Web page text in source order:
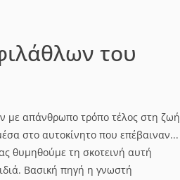
του
με απάνθρωπο τρόπο τέλος στη ζωή
στο αυτοκίνητο που επέβαιναν...
θυμηθούμε τη σκοτεινή αυτή
Βασική πηγή η γνωστή